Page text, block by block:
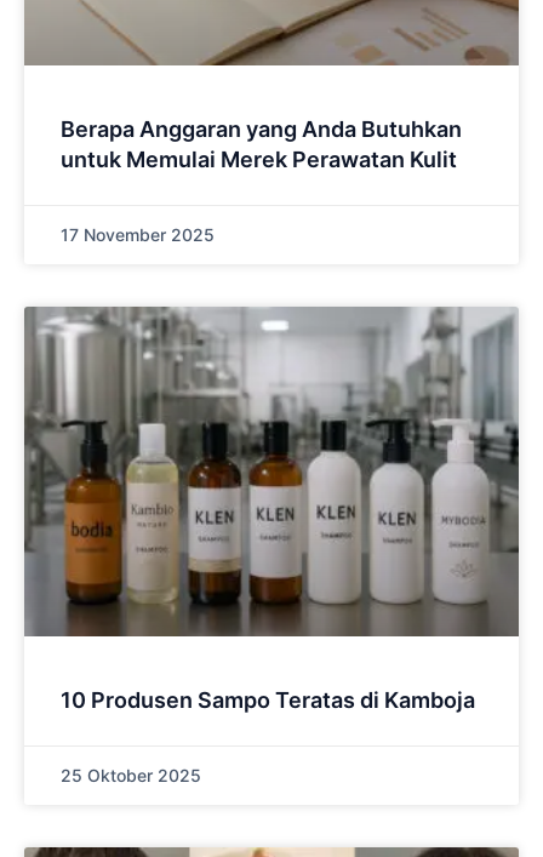
Berapa Anggaran yang Anda Butuhkan
untuk Memulai Merek Perawatan Kulit
17 November 2025
10 Produsen Sampo Teratas di Kamboja
25 Oktober 2025